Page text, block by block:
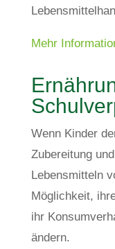
Mehr
Wenn Kinder
Zubereitung
Lebensmitteln
Möglichkeit,
ihr
ändern.